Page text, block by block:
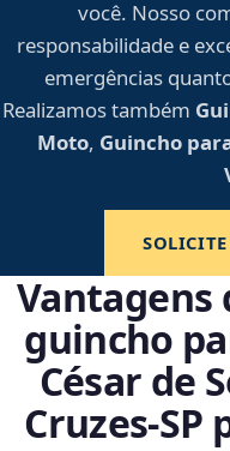
você. Nosso
responsabilidade e
emergências
Realizamos também
Moto, Guincho
Vantagens
guincho
César de